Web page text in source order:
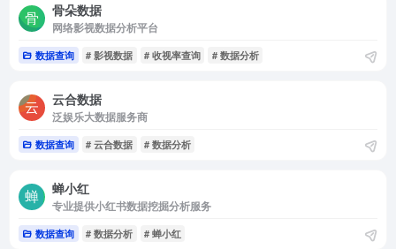
骨朵数据
网络影视数据分析平台
数据查询 # 影视数据 # 收视率查询 # 数据分析
云合数据
泛娱乐大数据服务商
数据查询 # 云合数据 # 数据分析
蝉小红
专业提供小红书数据挖掘分析服务
数据查询 # 数据分析 # 蝉小红